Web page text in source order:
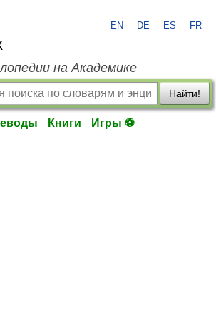
EN DE ES FR
на Академике
Найти!
Книги Игры ⚽